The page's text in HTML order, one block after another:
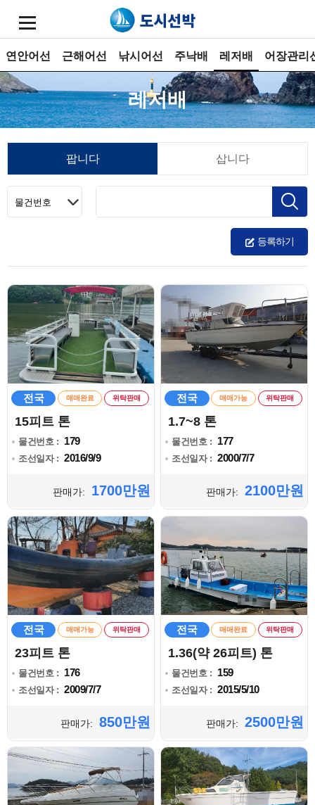
연안어선 근해어선 낚시어선 주낙배 레저배 어장관리
레저배
팝니다 삽니다
등록하기
전국 매매완료 위탁판매
15피트 톤
물건번호 : 179
조선일자 : 2016/9/9
판매가: 1700만원
전국 매매가능 위탁판매
1.7~8 톤
물건번호 : 177
조선일자 : 2000/7/7
판매가: 2100만원
전국 매매가능 위탁판매
23피트 톤
물건번호 : 176
조선일자 : 2009/7/7
판매가: 850만원
전국 매매완료 위탁판매
1.36(약 26피트) 톤
물건번호 : 159
조선일자 : 2015/5/10
판매가: 2500만원